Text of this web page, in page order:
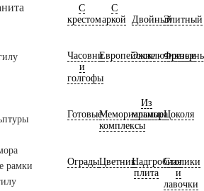
рамки
С
крестом
С
аркой
ДвойныйЭлитный
Часовни
и
голгофы
ЕвропейскиеЭксклюзивные
ГотовыеМемориальные
комплексы
Из
мрамораЦоколя
ОградыЦветникНадгробная
плита
Столики
и
лавочки